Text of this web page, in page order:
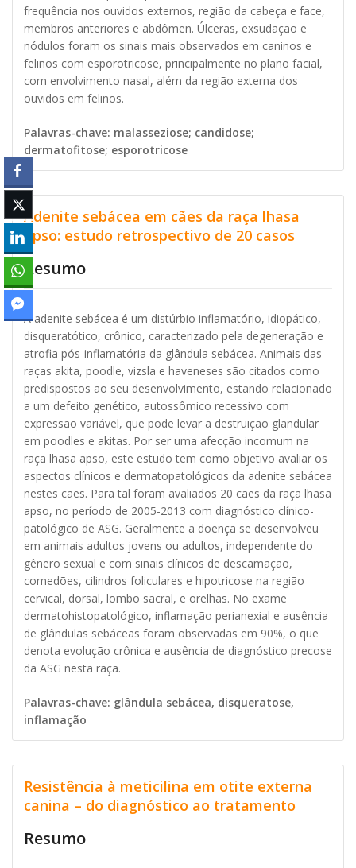
frequência nos ouvidos externos, região da cabeça e face,
membros anteriores e abdômen. Úlceras, exsudação e
nódulos foram os sinais mais observados em caninos e
felinos com esporotricose, principalmente no plano facial,
com envolvimento nasal, além da região externa dos
ouvidos em felinos.
Palavras-chave: malasseziose; candidose;
dermatofitose; esporotricose
Adenite sebácea em cães da raça lhasa
apso: estudo retrospectivo de 20 casos
Resumo
A adenite sebácea é um distúrbio inflamatório, idiopático,
disqueratótico, crônico, caracterizado pela degeneração e
atrofia pós-inflamatória da glândula sebácea. Animais das
raças akita, poodle, vizsla e haveneses são citados como
predispostos ao seu desenvolvimento, estando relacionado
a um defeito genético, autossômico recessivo com
expressão variável, que pode levar a destruição glandular
em poodles e akitas. Por ser uma afecção incomum na
raça lhasa apso, este estudo tem como objetivo avaliar os
aspectos clínicos e dermatopatológicos da adenite sebácea
nestes cães. Para tal foram avaliados 20 cães da raça lhasa
apso, no período de 2005-2013 com diagnóstico clínico-
patológico de ASG. Geralmente a doença se desenvolveu
em animais adultos jovens ou adultos, independente do
gênero sexual e com sinais clínicos de descamação,
comedões, cilindros foliculares e hipotricose na região
cervical, dorsal, lombo sacral, e orelhas. No exame
dermatohistopatológico, inflamação perianexial e ausência
de glândulas sebáceas foram observadas em 90%, o que
denota evolução crônica e ausência de diagnóstico precose
da ASG nesta raça.
Palavras-chave: glândula sebácea, disqueratose,
inflamação
Resistência à meticilina em otite externa
canina – do diagnóstico ao tratamento
Resumo